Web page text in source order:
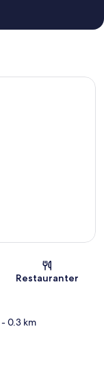
Restauranter
- 0.3 km